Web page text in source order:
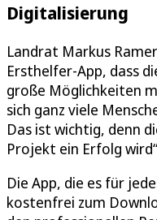
Digitalisierung
Landrat Markus
Ersthelfer-App, dass
große Möglichkeiten
sich ganz viele
Das ist wichtig, denn
Projekt ein Erfolg
Die App, die es für
kostenfrei zum